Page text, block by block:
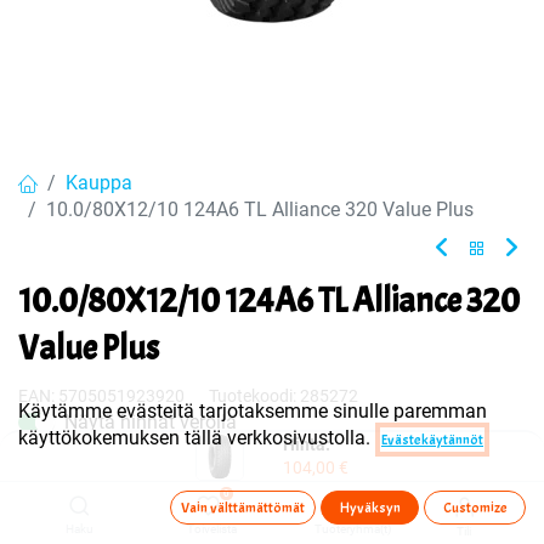
Hinta:
104,00 €
0
Toivelista Tuoteryhmä(t)
Kauppa
10.0/80X12/10 124A6 TL Alliance 320 Value Plus
10.0/80X12/10 124A6 TL Alliance 320
Value Plus
EAN: 5705051923920 Tuotekoodi: 285272
Näytä hinnat verolla
Sisältää ALV:n
Käytämme evästeitä tarjotaksemme sinulle paremman
käyttökokemuksen tällä verkkosivustolla.
Evästekäytännöt
Vain välttämättömät Hyväksyn Customize